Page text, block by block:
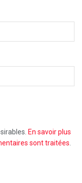
En savoir plus
sont traitées